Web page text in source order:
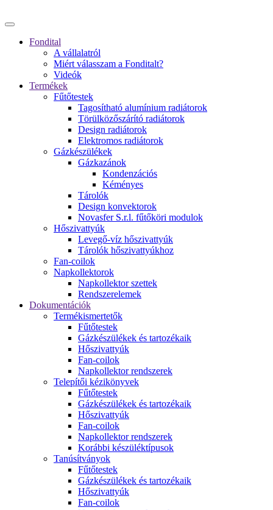
Fondital
A vállalatról
Miért válasszam a Fonditalt?
Videók
Termékek
Fűtőtestek
Tagosítható alumínium radiátorok
Törülközőszárító radiátorok
Design radiátorok
Elektromos radiátorok
Gázkészülékek
Gázkazánok
Kondenzációs
Kéményes
Tárolók
Design konvektorok
Novasfer S.r.l. fűtőköri modulok
Hőszivattyúk
Levegő-víz hőszivattyúk
Tárolók hőszivattyúkhoz
Fan-coilok
Napkollektorok
Napkollektor szettek
Rendszerelemek
Dokumentációk
Termékismertetők
Fűtőtestek
Gázkészülékek és tartozékaik
Hőszivattyúk
Fan-coilok
Napkollektor rendszerek
Telepítői kézikönyvek
Fűtőtestek
Gázkészülékek és tartozékaik
Hőszivattyúk
Fan-coilok
Napkollektor rendszerek
Korábbi készüléktípusok
Tanúsítványok
Fűtőtestek
Gázkészülékek és tartozékaik
Hőszivattyúk
Fan-coilok